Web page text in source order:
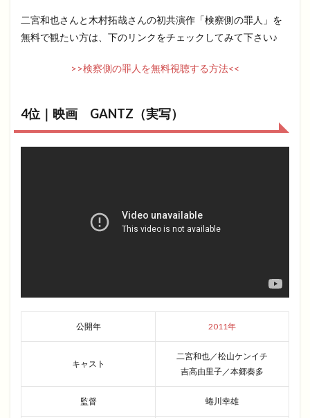
二宮和也さんと木村拓哉さんの初共演作「検察側の罪人」を
無料で観たい方は、下のリンクをチェックしてみて下さい♪
>>検察側の罪人を無料視聴する方法<<
4位｜映画 GANTZ（実写）
公開年 2011年
キャスト
二宮和也／松山ケンイチ
吉高由里子／本郷奏多
監督 蜷川幸雄